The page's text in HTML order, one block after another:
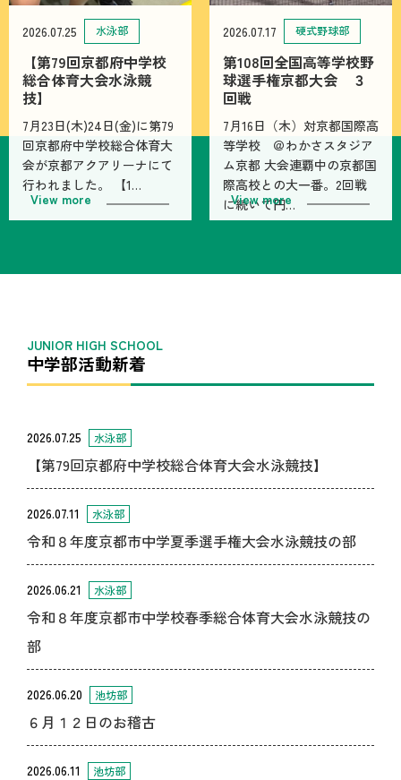
2026.07.25 水泳部
【第79回京都府中学校
総合体育大会水泳競
技】
7月23日(木)24日(金)に第79
回京都府中学校総合体育大
会が京都アクアリーナにて
行われました。 【1…
View more
2026.07.17 硬式野球部
第108回全国高等学校野
球選手権京都大会 ３
回戦
7月16日（木）対京都国際高
等学校 ＠わかさスタジア
ム京都 大会連覇中の京都国
際高校との大一番。2回戦
に続いて円…
View more
中学部活動新着
2026.07.25 水泳部
【第79回京都府中学校総合体育大会水泳競技】
2026.07.11 水泳部
令和８年度京都市中学夏季選手権大会水泳競技の部
2026.06.21 水泳部
令和８年度京都市中学校春季総合体育大会水泳競技の
部
2026.06.20 池坊部
６月１２日のお稽古
2026.06.11 池坊部